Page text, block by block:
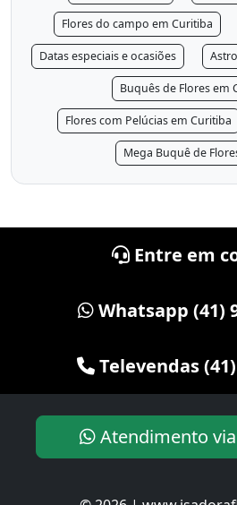
Flores do campo em Curitiba
Datas especiais e ocasiões
Buquês de Flores em
Flores com Pelúcias em Curitiba
Mega Buquê de
Entre em
Whatsapp (41)
Televendas (41)
Atendimento